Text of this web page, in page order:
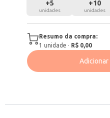
+5
unidades
+10
unidades
Resumo da compra:
1 unidade · R$ 0,00
Adicionar